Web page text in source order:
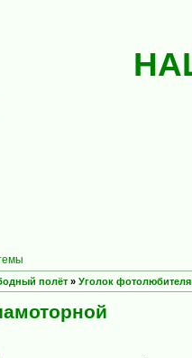
полёт » Уголок фотолюбителя